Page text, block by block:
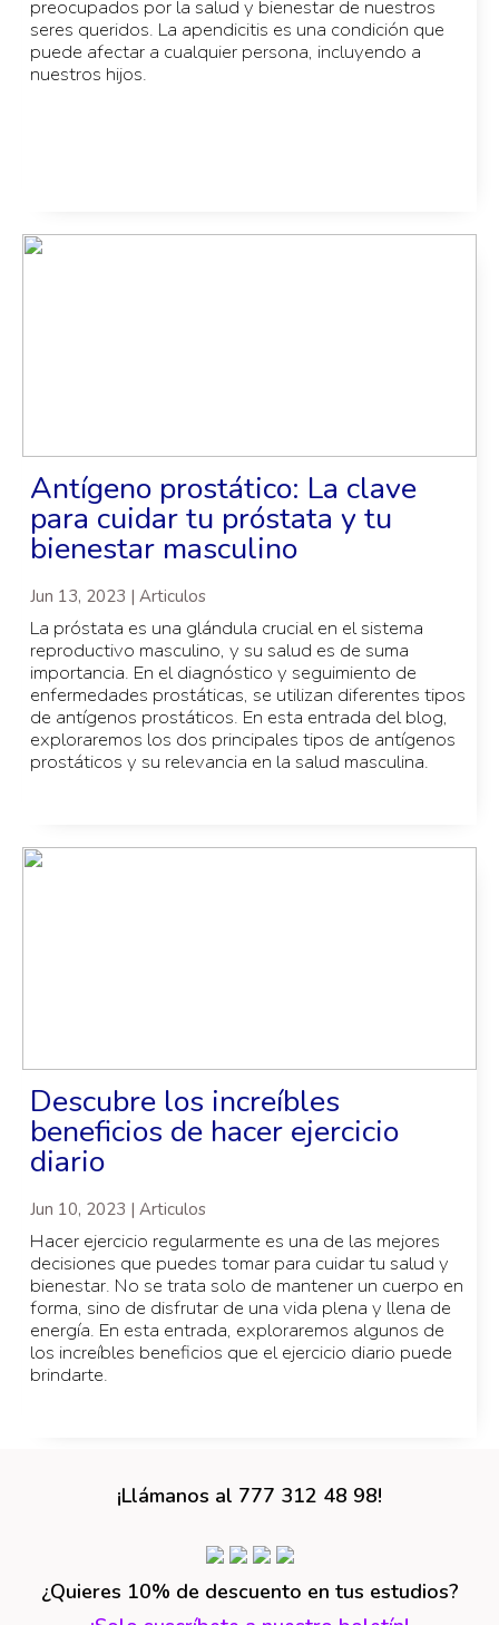
preocupados por la salud y bienestar de nuestros
seres queridos. La apendicitis es una condición que
puede afectar a cualquier persona, incluyendo a
nuestros hijos.
Antígeno prostático: La clave
para cuidar tu próstata y tu
bienestar masculino
Jun 13, 2023 | Articulos
La próstata es una glándula crucial en el sistema
reproductivo masculino, y su salud es de suma
importancia. En el diagnóstico y seguimiento de
enfermedades prostáticas, se utilizan diferentes tipos
de antígenos prostáticos. En esta entrada del blog,
exploraremos los dos principales tipos de antígenos
prostáticos y su relevancia en la salud masculina.
Descubre los increíbles
beneficios de hacer ejercicio
diario
Jun 10, 2023 | Articulos
Hacer ejercicio regularmente es una de las mejores
decisiones que puedes tomar para cuidar tu salud y
bienestar. No se trata solo de mantener un cuerpo en
forma, sino de disfrutar de una vida plena y llena de
energía. En esta entrada, exploraremos algunos de
los increíbles beneficios que el ejercicio diario puede
brindarte.
¡Llámanos al 777 312 48 98!
¿Quieres 10% de descuento en tus estudios?